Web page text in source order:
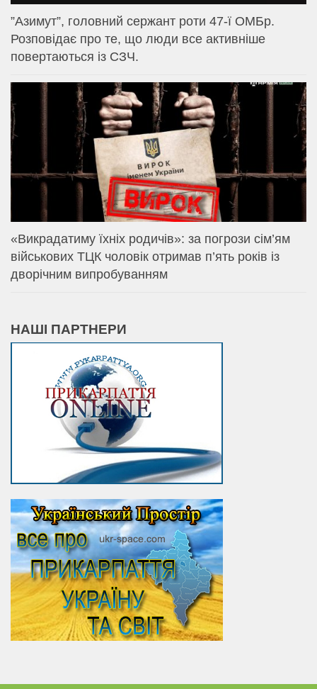
⁨”Азимут”, головний сержант роти 47-ї ОМБр.
Розповідає про те, що люди все активніше
повертаються із СЗЧ.
«Викрадатиму їхніх родичів»: за погрози сім’ям
військових ТЦК чоловік отримав п’ять років із
дворічним випробуванням
НАШІ ПАРТНЕРИ